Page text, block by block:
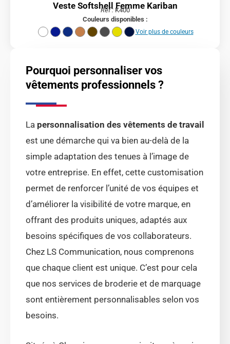
Veste Softshell Femme Kariban
Réf :K400
Couleurs disponibles :
Voir plus de couleurs
Pourquoi personnaliser vos
vêtements professionnels ?
La personnalisation des vêtements de travail
est une démarche qui va bien au-delà de la
simple adaptation des tenues à l’image de
votre entreprise. En effet, cette customisation
permet de renforcer l’unité de vos équipes et
d’améliorer la visibilité de votre marque, en
offrant des produits uniques, adaptés aux
besoins spécifiques de vos collaborateurs.
Chez LS Communication, nous comprenons
que chaque client est unique. C’est pour cela
que nos services de broderie et de marquage
sont entièrement personnalisables selon vos
besoins.